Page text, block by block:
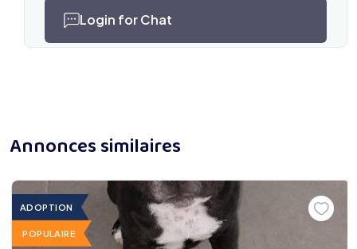
Login for Chat
Annonces similaires
ADOPTION
POPULAIRE